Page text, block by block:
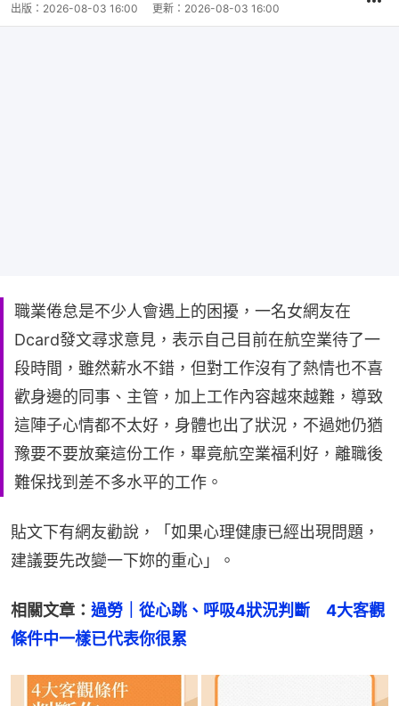
出版： 2026-08-03 16:00 更新： 2026-08-03 16:00
職業倦怠是不少人會遇上的困擾，一名女網友在
Dcard發文尋求意見，表示自己目前在航空業待了一
段時間，雖然薪水不錯，但對工作沒有了熱情也不喜
歡身邊的同事、主管，加上工作內容越來越難，導致
這陣子心情都不太好，身體也出了狀況，不過她仍猶
豫要不要放棄這份工作，畢竟航空業福利好，離職後
難保找到差不多水平的工作。
貼文下有網友勸說，「如果心理健康已經出現問題，
建議要先改變一下妳的重心」。
相關文章： 過勞｜從心跳、呼吸4狀況判斷　4大客觀
條件中一樣已代表你很累